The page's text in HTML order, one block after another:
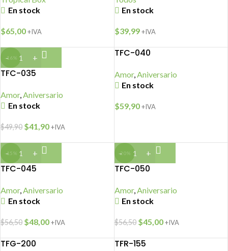
En stock
$65,00+IVA
En stock
$39,99 +IVA
-16%
TFC-035
Amor,Aniversario
En stock
$49,90 $41,90+IVA
TFC-040
Amor,Aniversario
En stock
$59,90 +IVA
-15%
TFC-045
Amor,Aniversario
En stock
$56,50 $48,00+IVA
-20%
TFC-050
Amor,Aniversario
En stock
$56,50 $45,00 +IVA
TFG-200 TFR-155